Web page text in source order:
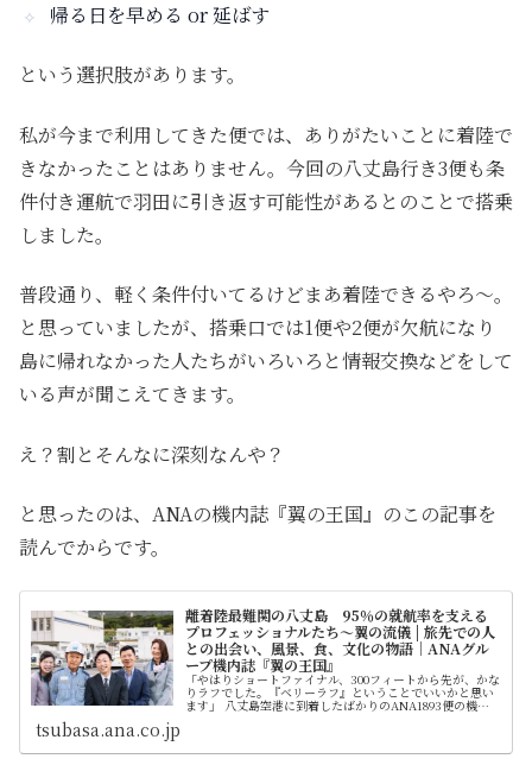
帰る日を早める or 延ばす
という選択肢があります。
私が今まで利用してきた便では、ありがたいことに着陸で
きなかったことはありません。今回の八丈島行き3便も条
件付き運航で羽田に引き返す可能性があるとのことで搭乗
しました。
普段通り、軽く条件付いてるけどまあ着陸できるやろ〜。
と思っていましたが、搭乗口では1便や2便が欠航になり
島に帰れなかった人たちがいろいろと情報交換などをして
いる声が聞こえてきます。
え？割とそんなに深刻なんや？
と思ったのは、ANAの機内誌『翼の王国』のこの記事を
読んでからです。
離着陸最難関の八丈島 95％の就航率を支える
プロフェッショナルたち～翼の流儀 | 旅先での人
との出会い、風景、食、文化の物語｜ANAグル
ープ機内誌『翼の王国』
「やはりショートファイナル、300フィートから先が、かな
りラフでした。『ベリーラフ』ということでいいかと思い
ます」 八丈島空港に到着したばかりのANA1893便の機長
tsubasa.ana.co.jp